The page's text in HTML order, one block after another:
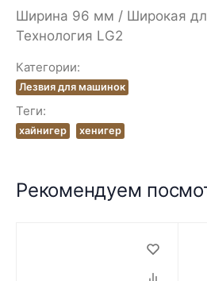
Ширина 96 мм / Широкая
Технология LG2
Категории:
Лезвия для машинок
Теги:
хайнигер хенигер
Рекомендуем